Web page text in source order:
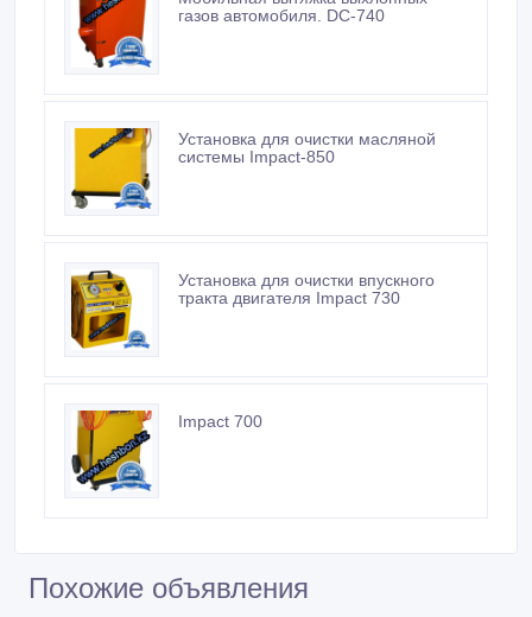
газов автомобиля. DC-740
Установка для очистки масляной
системы Impact-850
Установка для очистки впускного
тракта двигателя Impact 730
Impact 700
Похожие объявления